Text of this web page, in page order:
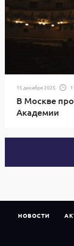
15 декабря 2025
В Москве
Академии
НОВОСТИ